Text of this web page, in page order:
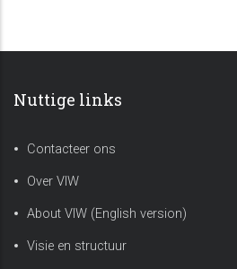
Nuttige links
Contacteer ons
Over VIW
About VIW (English version)
Visie en structuur